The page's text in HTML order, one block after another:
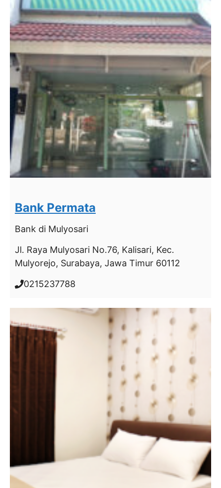
Bank Permata
Bank di Mulyosari
Jl. Raya Mulyosari No.76, Kalisari, Kec.
Mulyorejo, Surabaya, Jawa Timur 60112
0215237788